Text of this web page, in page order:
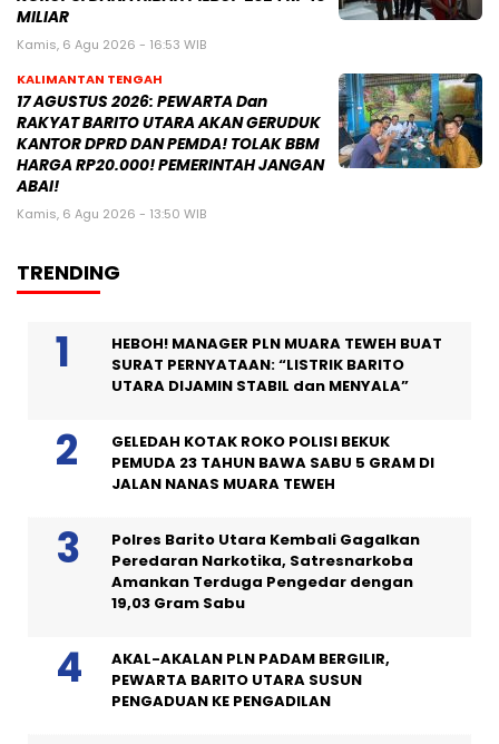
MILIAR
Kamis, 6 Agu 2026 - 16:53 WIB
KALIMANTAN TENGAH
17 AGUSTUS 2026: PEWARTA Dan
RAKYAT BARITO UTARA AKAN GERUDUK
KANTOR DPRD DAN PEMDA! TOLAK BBM
HARGA RP20.000! PEMERINTAH JANGAN
ABAI!
Kamis, 6 Agu 2026 - 13:50 WIB
TRENDING
HEBOH! MANAGER PLN MUARA TEWEH BUAT
SURAT PERNYATAAN: “LISTRIK BARITO
UTARA DIJAMIN STABIL dan MENYALA”
GELEDAH KOTAK ROKO POLISI BEKUK
PEMUDA 23 TAHUN BAWA SABU 5 GRAM DI
JALAN NANAS MUARA TEWEH
Polres Barito Utara Kembali Gagalkan
Peredaran Narkotika, Satresnarkoba
Amankan Terduga Pengedar dengan
19,03 Gram Sabu
AKAL-AKALAN PLN PADAM BERGILIR,
PEWARTA BARITO UTARA SUSUN
PENGADUAN KE PENGADILAN